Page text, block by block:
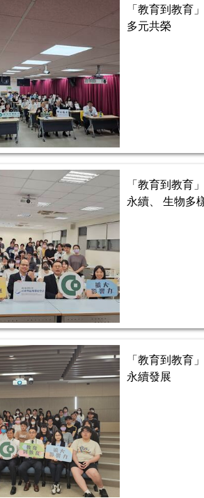
「教育到教育
多元共榮
「教育到教育
永續、 生物多
「教育到教育
永續發展